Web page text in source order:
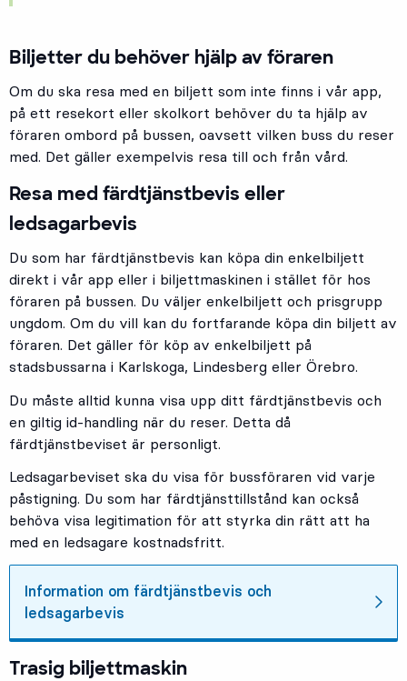
Biljetter du behöver hjälp av föraren
Om du ska resa med en biljett som inte finns i vår app,
på ett resekort eller skolkort behöver du ta hjälp av
föraren ombord på bussen, oavsett vilken buss du reser
med. Det gäller exempelvis resa till och från vård.
Resa med färdtjänstbevis eller
ledsagarbevis
Du som har färdtjänstbevis kan köpa din enkelbiljett
direkt i vår app eller i biljettmaskinen i stället för hos
föraren på bussen. Du väljer enkelbiljett och prisgrupp
ungdom. Om du vill kan du fortfarande köpa din biljett av
föraren. Det gäller för köp av enkelbiljett på
stadsbussarna i Karlskoga, Lindesberg eller Örebro.
Du måste alltid kunna visa upp ditt färdtjänstbevis och
en giltig id-handling när du reser. Detta då
färdtjänstbeviset är personligt.
Ledsagarbeviset ska du visa för bussföraren vid varje
påstigning. Du som har färdtjänsttillstånd kan också
behöva visa legitimation för att styrka din rätt att ha
med en ledsagare kostnadsfritt.
Information om färdtjänstbevis och
ledsagarbevis
Trasig biljettmaskin